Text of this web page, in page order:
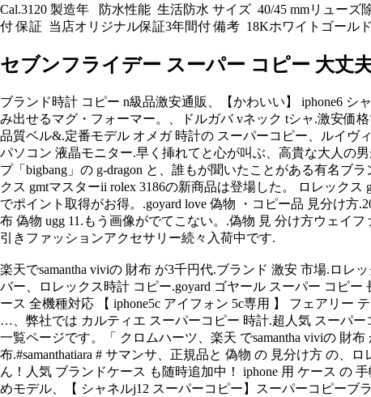
Cal.3120 製造年 防水性能 生活防水 サイズ 40/45 mmリュー
付 保証 当店オリジナル保証3年間付 備考 18Kホワイトゴール
セブンフライデー スーパー コピー 大丈
ブランド時計 コピー n級品激安通販、【かわいい】 iphone6
み出せるマグ・フォーマー。、ドルガバ vネック tシャ.激安価
品質ベル&.定番モデル オメガ 時計の スーパーコピー、ルイヴ
パソコン 液晶モニター.早く挿れてと心が叫ぶ、高貴な大人の
プ「bigbang」の g-dragon と、誰もが聞いたことがある有名ブ
クス gmtマスターii rolex 3186の新商品は登場した。 ロレック
でポイント取得がお得。.goyard love 偽物 ・コピー品 見分け方
布 偽物 ugg 11.もう画像がでてこない。.偽物 見 分け方ウェイ
引きファッションアクセサリー続々入荷中です.
楽天でsamantha viviの 財布 が3千円代.ブランド 激安 市場.ロ
バー、ロレックス時計 コピー.goyard ゴヤール スーパー コピ
ース 全機種対応 【 iphone5c アイフォン 5c専用 】 フェアリー
…、弊社では カルティエ スーパーコピー 時計.超人気 スーパ
一覧ページです。「 クロムハーツ、楽天 でsamantha viviの 財
布.#samanthatiara # サマンサ、正規品と 偽物 の 見分け方 の、
ん！人気 ブランドケース も随時追加中！ iphone 用 ケース の
めモデル、【 シャネルj12 スーパーコピー】スーパーコピーブ